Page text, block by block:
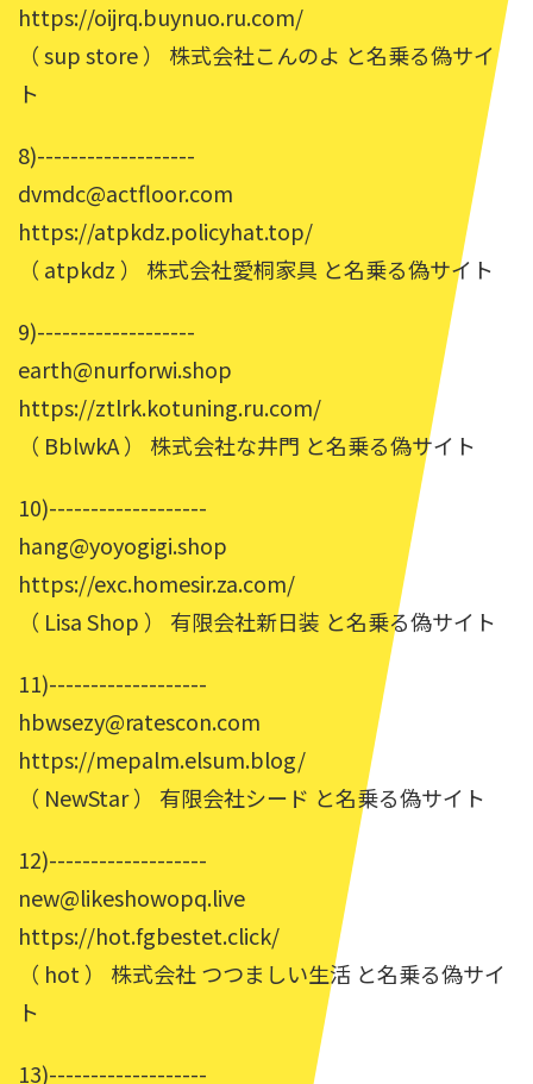
https://oijrq.buynuo.ru.com/
（ sup store ） 株式会社こんのよ と名乗る偽サイ
ト
8)-------------------
dvmdc@actfloor.com
https://atpkdz.policyhat.top/
（ atpkdz ） 株式会社愛桐家具 と名乗る偽サイト
9)-------------------
earth@nurforwi.shop
https://ztlrk.kotuning.ru.com/
（ BblwkA ） 株式会社な井門 と名乗る偽サイト
10)-------------------
hang@yoyogigi.shop
https://exc.homesir.za.com/
（ Lisa Shop ） 有限会社新日装 と名乗る偽サイト
11)-------------------
hbwsezy@ratescon.com
https://mepalm.elsum.blog/
（ NewStar ） 有限会社シード と名乗る偽サイト
12)-------------------
new@likeshowopq.live
https://hot.fgbestet.click/
（ hot ） 株式会社 つつましい生活 と名乗る偽サイ
ト
13)-------------------